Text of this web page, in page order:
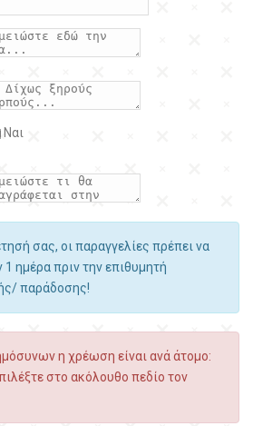
Ναι
σας, οι παραγγελίες πρέπει να
1 ημέρα πριν την επιθυμητή
παράδοσης!
η χρέωση είναι ανά άτομο:
στο ακόλουθο πεδίο τον